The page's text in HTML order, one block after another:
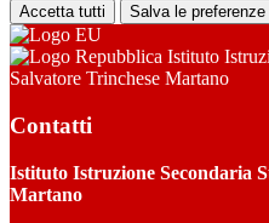
Accetta tutti Salva le preferenze
Istituto
Salvatore Trinchese Martano
Contatti
Istituto Istruzione Secondaria
Martano